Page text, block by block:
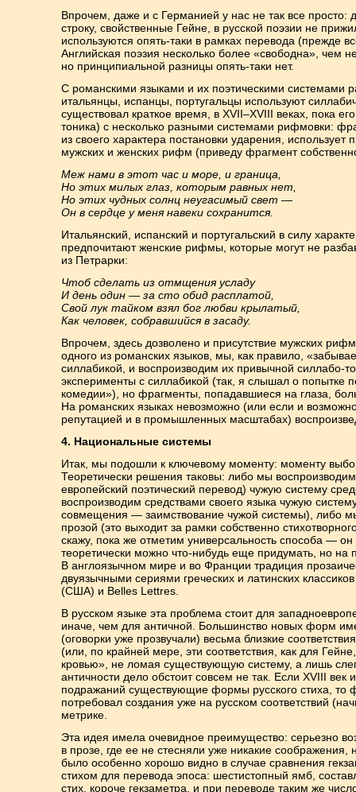
Впрочем, даже и с Германией у нас не так все просто:
строку, свойственные Гейне, в русской поэзии не
используются опять-таки в рамках перевода (прежде
Английская поэзия несколько более «свободна», чем
но принципиальной разницы опять-таки нет.
С романскими языками и их поэтическими системами
итальянцы, испанцы, португальцы используют
существовал краткое время, в XVII–XVIII веках, пока
тоника) с несколько разными системами рифмовки:
из своего характера постановки ударения, использует
мужских и женских рифм (приведу фрагмент
Меж нами в этот час и море, и граница,
Но этих милых глаз, которым равных нет,
Но этих чудных солнц неугасимый свет —
Он в сердце у меня навеки сохранится.
Итальянский, испанский и португальский в силу
предпочитают женские рифмы, которые могут не
из Петрарки:
Чтоб сделать из отмщения усладу
И день один — за сто обид расплатой,
Свой лук тайком взял бог любви крылатый,
Как человек, собравшийся в засаду.
Впрочем, здесь дозволено и присутствие мужских
одного из романских языков, мы, как правило,
силлабикой, и воспроизводим их привычной силлабо-
эксперименты с силлабикой (так, я слышал о попытке
комедии»), но фрагменты, попадавшиеся на глаза,
На романских языках невозможно (или если и
репутацией и в промышленных масштабах)
4. Национальные системы
Итак, мы подошли к ключевому моменту: моменту
Теоретически решения таковы: либо мы
европейский поэтический перевод) чужую систему
воспроизводим средствами своего языка чужую
совмещения — заимствование чужой системы), либо
прозой (это выходит за рамки собственно
скажу, пока же отметим универсальность способа — он
теоретически можно что-нибудь еще придумать, но на
В англоязычном мире и во Франции традиция
двуязычными сериями греческих и латинских
(США) и Belles Lettres.
В русском языке эта проблема стоит для
иначе, чем для античной. Большинство новых форм
(оговорки уже прозвучали) весьма близкие
(или, по крайней мере, эти соответствия, как для
кровью», не ломая существующую систему, а лишь
античности дело обстоит совсем не так. Если XVIII век
подражаний существующие формы русского стиха, то
потребовал создания уже на русском соответствий
метрике.
Эта идея имела очевидное преимущество: серьезно
в прозе, где ее не стесняли уже никакие соображения,
было особенно хорошо видно в случае сравнения
стихом для перевода эпоса: шестистопный ямб,
стих, короче гекзаметра, и при переводе таким же